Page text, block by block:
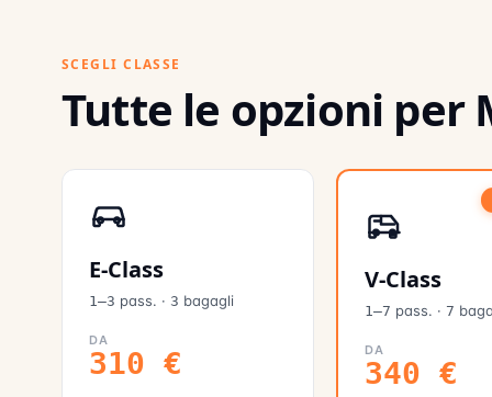
SCEGLI CLASSE
Tutte le opzioni per
E-Class
1–3 pass. · 3 bagagli
DA
310 €
V-Class
1–7 pass. · 7
DA
340 €